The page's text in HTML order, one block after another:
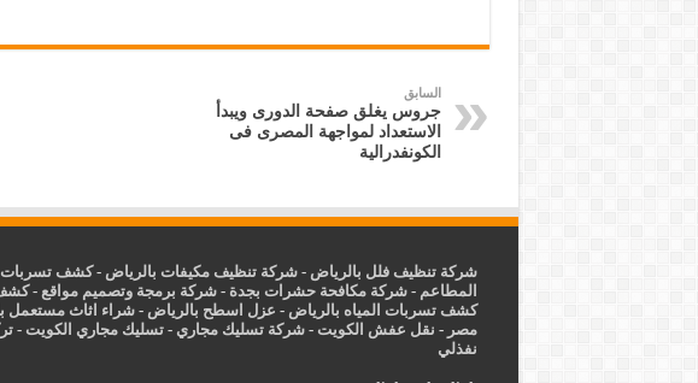
السابق
جروس يغلق صفحة الدورى ويبدأ
الاستعداد لمواجهة المصرى فى
الكونفدرالية
شركة تنظيف فلل بالرياض -شركة تنظيف مكيفات بالرياض -كشف تسربات
المطاعم -شركة مكافحة حشرات بجدة -شركة برمجة وتصميم مواقع -كشف
كشف تسربات المياه بالرياض - عزل اسطح بالرياض -شراء اثاث مستعمل
مصر - نقل عفش الكويت -شركة تسليك مجاري -تسليك مجاري الكويت -
نفذلي